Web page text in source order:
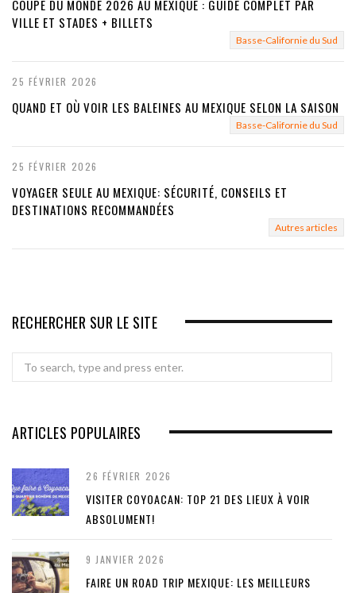
COUPE DU MONDE 2026 AU MEXIQUE : GUIDE COMPLET PAR
VILLE ET STADES + BILLETS
Basse-Californie du Sud
25 FÉVRIER 2026
QUAND ET OÙ VOIR LES BALEINES AU MEXIQUE SELON LA SAISON
Basse-Californie du Sud
25 FÉVRIER 2026
VOYAGER SEULE AU MEXIQUE: SÉCURITÉ, CONSEILS ET
DESTINATIONS RECOMMANDÉES
Autres articles
RECHERCHER SUR LE SITE
Search
for:
ARTICLES POPULAIRES
26 FÉVRIER 2026
VISITER COYOACAN: TOP 21 DES LIEUX À VOIR
ABSOLUMENT!
9 JANVIER 2026
FAIRE UN ROAD TRIP MEXIQUE: LES MEILLEURS